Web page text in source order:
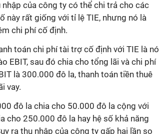
của công ty có thể chi trả cho các
này rất giống với tỉ lệ TIE, nhưng nó là
chi phí cố định.
toán chi phí tài trợ cố định với TIE là nó
EBIT, sau đó chia cho tổng lãi và chi phí
là 300.000 đô la, thanh toán tiền thuê
vay.
đô la chia cho 50.000 đô la cộng với
cho 250.000 đô la hay hệ số khả năng
ra thu nhập của công ty gấp hai lần so